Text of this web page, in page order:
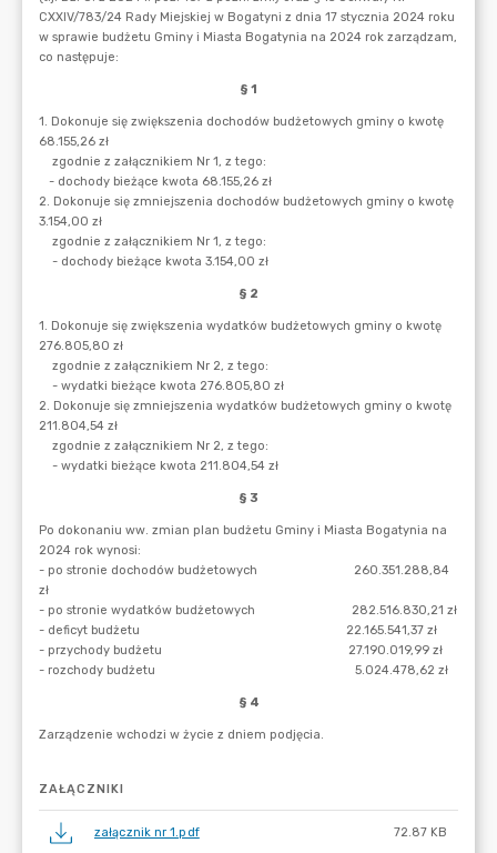
ZAŁĄCZNIKI
załącznik nr 1.pdf 72.87 KB